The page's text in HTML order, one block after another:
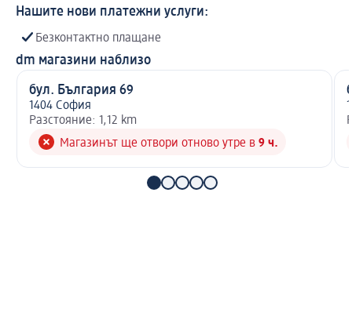
Нашите нови платежни услуги:
Безконтактно плащане
dm магазини наблизо
бул. България 69
1404 София
Разстояние: 1,12 km
Магазинът ще отвори отново утре в 9 ч.